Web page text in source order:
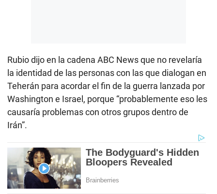
Rubio dijo en la cadena ABC News que no revelaría
la identidad de las personas con las que dialogan en
Teherán para acordar el fin de la guerra lanzada por
Washington e Israel, porque “probablemente eso les
causaría problemas con otros grupos dentro de
Irán”.